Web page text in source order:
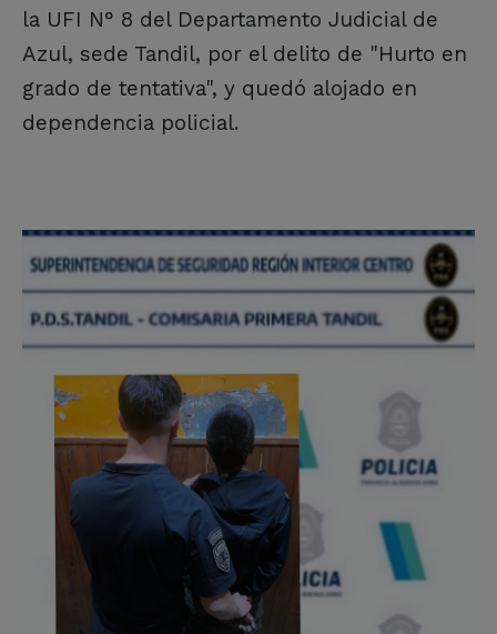
la UFI N° 8 del Departamento Judicial de
Azul, sede Tandil, por el delito de "Hurto en
grado de tentativa", y quedó alojado en
dependencia policial.